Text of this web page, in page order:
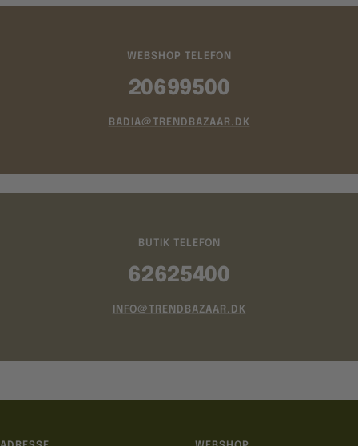
WEBSHOP TELEFON
20699500
BADIA@TRENDBAZAAR.DK
BUTIK TELEFON
62625400
INFO@TRENDBAZAAR.DK